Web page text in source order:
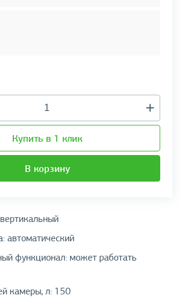
Купить в 1 клик
В корзину
автоматический
функционал: может работать
камеры, л: 150